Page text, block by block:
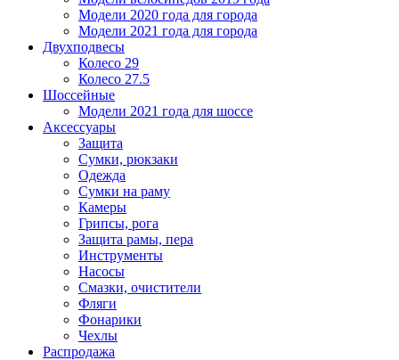
Модели 2020 года для города
Модели 2021 года для города
Двухподвесы
Колесо 29
Колесо 27.5
Шоссейные
Модели 2021 года для шоссе
Аксессуары
Защита
Сумки, рюкзаки
Одежда
Сумки на раму
Камеры
Грипсы, рога
Защита рамы, пера
Инструменты
Насосы
Смазки, очистители
Фляги
Фонарики
Чехлы
Распродажа